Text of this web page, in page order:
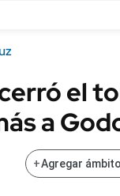
el
a
+Agregar